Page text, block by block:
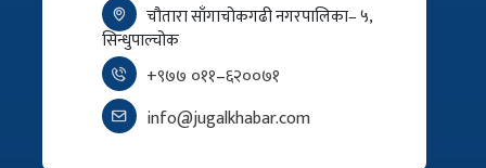
चौतारा साँगाचोकगढी नगरपालिका– ५,
सिन्धुपाल्चोक
+९७७ ०११–६२००७१
info@jugalkhabar.com